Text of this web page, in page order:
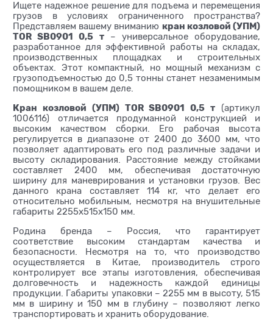
Ищете надежное решение для подъема и перемещения
грузов в условиях ограниченного пространства?
Представляем вашему вниманию кран козловой (УПМ)
TOR SB0901 0,5 т– универсальное оборудование,
разработанное для эффективной работы на складах,
производственных площадках и строительных
объектах. Этот компактный, но мощный механизм с
грузоподъемностью до 0,5 тонны станет незаменимым
помощником в вашем деле.
Кран козловой (УПМ) TOR SB0901 0,5 т (артикул
1006116) отличается продуманной конструкцией и
высоким качеством сборки. Его рабочая высота
регулируется в диапазоне от 2400 до 3600 мм, что
позволяет адаптировать его под различные задачи и
высоту складирования. Расстояние между стойками
составляет 2400 мм, обеспечивая достаточную
ширину для маневрирования и установки грузов. Вес
данного крана составляет 114 кг, что делает его
относительно мобильным, несмотря на внушительные
габариты 2255х515х150 мм.
Родина бренда – Россия, что гарантирует
соответствие высоким стандартам качества и
безопасности. Несмотря на то, что производство
осуществляется в Китае, производитель строго
контролирует все этапы изготовления, обеспечивая
долговечность и надежность каждой единицы
продукции. Габариты упаковки – 2255 мм в высоту, 515
мм в ширину и 150 мм в глубину – позволяют легко
транспортировать и хранить оборудование.